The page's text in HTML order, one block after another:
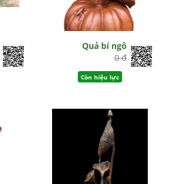
Quả bí ngô
0 đ
Còn hiệu lực